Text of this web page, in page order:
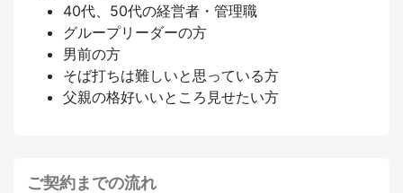
40代、50代の経営者・管理職
グループリーダーの方
男前の方
そば打ちは難しいと思っている方
父親の格好いいところ見せたい方
ご契約までの流れ